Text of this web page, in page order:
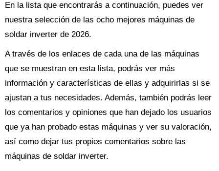
En la lista que encontrarás a continuación, puedes ver
nuestra selección de las ocho mejores máquinas de
soldar inverter de 2026.
A través de los enlaces de cada una de las máquinas
que se muestran en esta lista, podrás ver más
información y características de ellas y adquirirlas si se
ajustan a tus necesidades. Además, también podrás leer
los comentarios y opiniones que han dejado los usuarios
que ya han probado estas máquinas y ver su valoración,
así como dejar tus propios comentarios sobre las
máquinas de soldar inverter.